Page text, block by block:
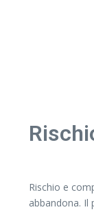
Rischio e
abbandona. Il